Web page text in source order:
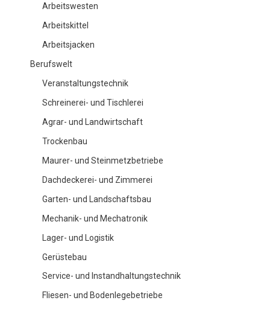
Arbeitswesten
Arbeitskittel
Arbeitsjacken
Berufswelt
Veranstaltungstechnik
Schreinerei- und Tischlerei
Agrar- und Landwirtschaft
Trockenbau
Maurer- und Steinmetzbetriebe
Dachdeckerei- und Zimmerei
Garten- und Landschaftsbau
Mechanik- und Mechatronik
Lager- und Logistik
Gerüstebau
Service- und Instandhaltungstechnik
Fliesen- und Bodenlegebetriebe